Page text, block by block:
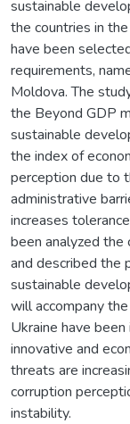
sustainable
the countries in
have been
requirements,
Moldova. The
the Beyond GDP
sustainable
the index of
perception due to
administrative
increases
been analyzed
and described the
sustainable
will accompany
Ukraine have
innovative and
threats are
corruption
instability.